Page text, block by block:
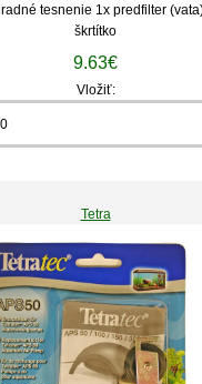
tesnenie 1x predfilter
škrtítko
9.63€
Vložiť:
Tetra